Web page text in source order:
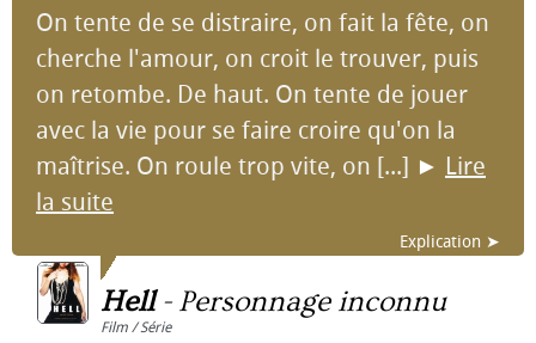
On tente de se distraire, on fait la fête, on
cherche l'amour, on croit le trouver, puis
on retombe. De haut. On tente de jouer
avec la vie pour se faire croire qu'on la
maîtrise. On roule trop vite, on [...] ► Lire
la suite
Explication ➤
Hell- Personnage inconnu
Film / Série